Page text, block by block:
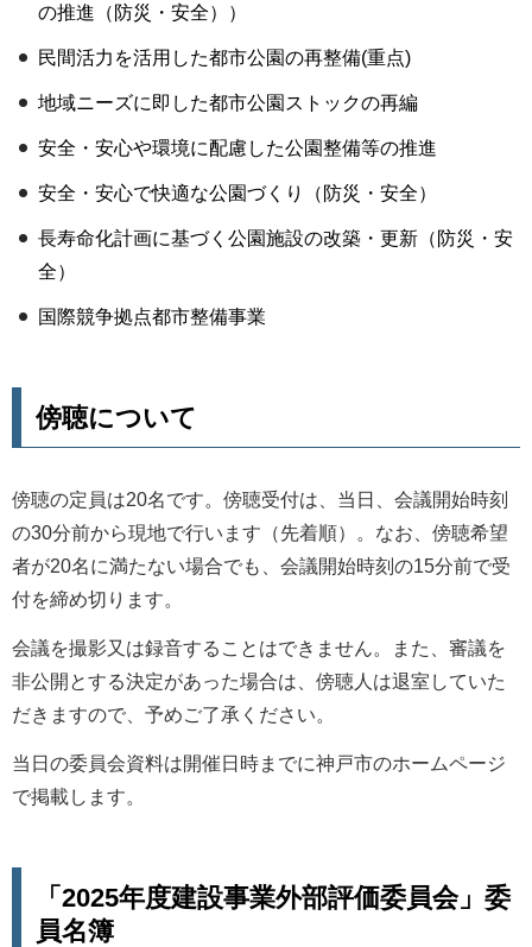
の推進（防災・安全））
民間活力を活用した都市公園の再整備(重点)
地域ニーズに即した都市公園ストックの再編
安全・安心や環境に配慮した公園整備等の推進
安全・安心で快適な公園づくり（防災・安全）
長寿命化計画に基づく公園施設の改築・更新（防災・安
全）
国際競争拠点都市整備事業
傍聴について
傍聴の定員は20名です。傍聴受付は、当日、会議開始時刻
の30分前から現地で行います（先着順）。なお、傍聴希望
者が20名に満たない場合でも、会議開始時刻の15分前で受
付を締め切ります。
会議を撮影又は録音することはできません。また、審議を
非公開とする決定があった場合は、傍聴人は退室していた
だきますので、予めご了承ください。
当日の委員会資料は開催日時までに神戸市のホームページ
で掲載します。
「2025年度建設事業外部評価委員会」委
員名簿